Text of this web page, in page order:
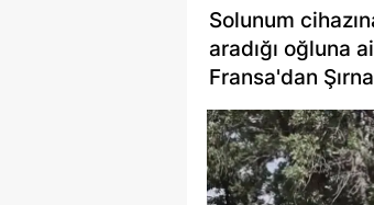
Solunum
aradığı oğluna
Fransa'dan